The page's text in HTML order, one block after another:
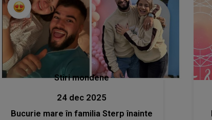
Stiri mondene
24 dec 2025
Bucurie mare în familia Sterp înainte